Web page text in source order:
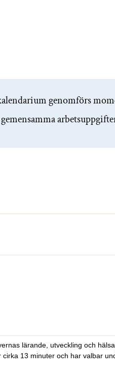
genomförs
elevernas lärande,
lärande, utveckling och
13 minuter och har valbar